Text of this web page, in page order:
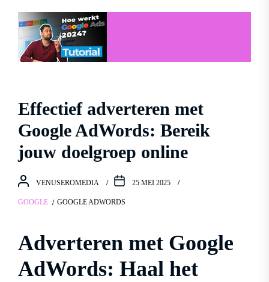
Effectief adverteren met
Google AdWords: Bereik
jouw doelgroep online
VENUSEROMEDIA 25 MEI 2025
GOOGLE GOOGLE ADWORDS
Adverteren met Google
AdWords: Haal het